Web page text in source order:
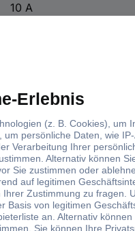
10 A
0.001 Hz - 60 MHz
-40 °C - 1000 °C
10 MΩ
10 MΩ
0.03 %